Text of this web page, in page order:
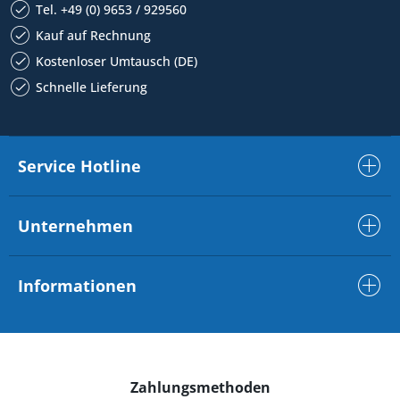
Tel. +49 (0) 9653 / 929560
Kauf auf Rechnung
Kostenloser Umtausch (DE)
Schnelle Lieferung
Service Hotline
Unternehmen
Informationen
Zahlungsmethoden